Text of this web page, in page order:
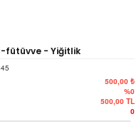
fütüvve - Yiğitlik
500,00 ₺
%0
500,00 TL
0